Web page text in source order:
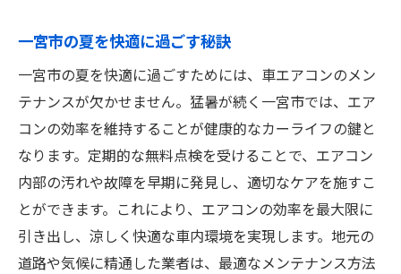
一宮市の夏を快適に過ごす秘訣
一宮市の夏を快適に過ごすためには、車エアコンのメン
テナンスが欠かせません。猛暑が続く一宮市では、エア
コンの効率を維持することが健康的なカーライフの鍵と
なります。定期的な無料点検を受けることで、エアコン
内部の汚れや故障を早期に発見し、適切なケアを施すこ
とができます。これにより、エアコンの効率を最大限に
引き出し、涼しく快適な車内環境を実現します。地元の
道路や気候に精通した業者は、最適なメンテナンス方法